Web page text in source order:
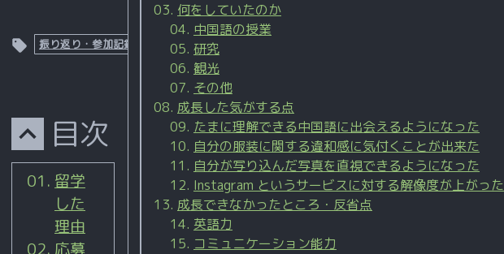
振り返り・参加記録
2023-
12-26
2023-
04-03
目次
留学
した
理由
応募
何をしていたのか
中国語の授業
研究
観光
その他
成長した気がする点
たまに理解できる中国語に出会えるようになった
自分の服装に関する違和感に気付くことが出来た
自分が写り込んだ写真を直視できるようになった
Instagram というサービスに対する解像度が上がった
成長できなかったところ・反省点
英語力
コミュニケーション能力